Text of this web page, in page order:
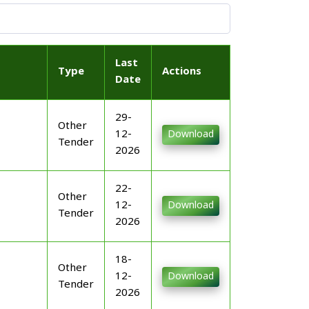
Type
Last
Date
Actions
Other
Tender
29-
12-
2026
Download
Other
Tender
22-
12-
2026
Download
Other
Tender
18-
12-
2026
Download